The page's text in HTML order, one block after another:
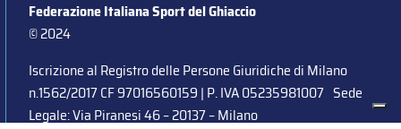
Federazione Italiana Sport del Ghiaccio
© 2024
Iscrizione al Registro delle Persone Giuridiche di Milano
n.1562/2017 CF 97016560159 | P. IVA 05235981007 Sede
Legale: Via Piranesi 46 – 20137 – Milano